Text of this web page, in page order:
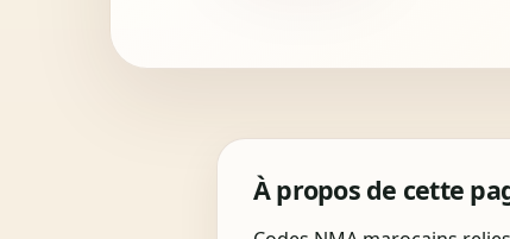
À propos de cette